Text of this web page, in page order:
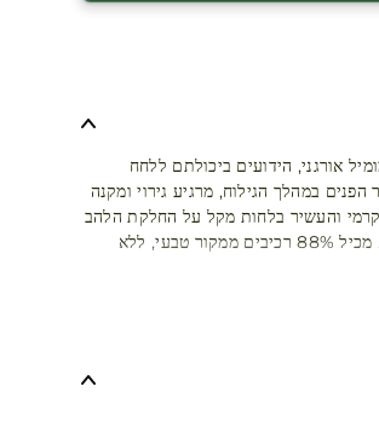
אורגני, הידועים ביכולתם ללחח
הפנים במהלך הגילוח, מרגיע גירוי ומקנה
והעשיר בלחות מקל על החלקת הלהב
והופך את תהליך הגילוח לנעים יותר. מכיל 88% רכיבים ממקור טבעי, ללא